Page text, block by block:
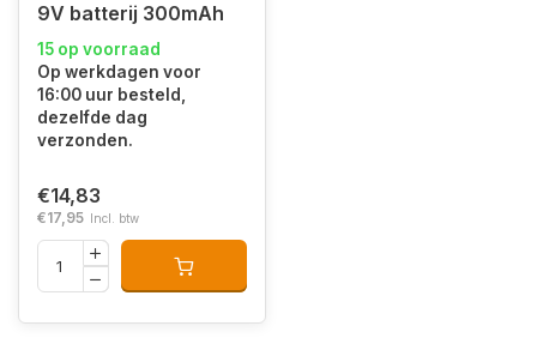
9V batterij 300mAh
15 op voorraad
Op werkdagen voor
16:00 uur besteld,
dezelfde dag
verzonden.
€14,83
€17,95 Incl. btw